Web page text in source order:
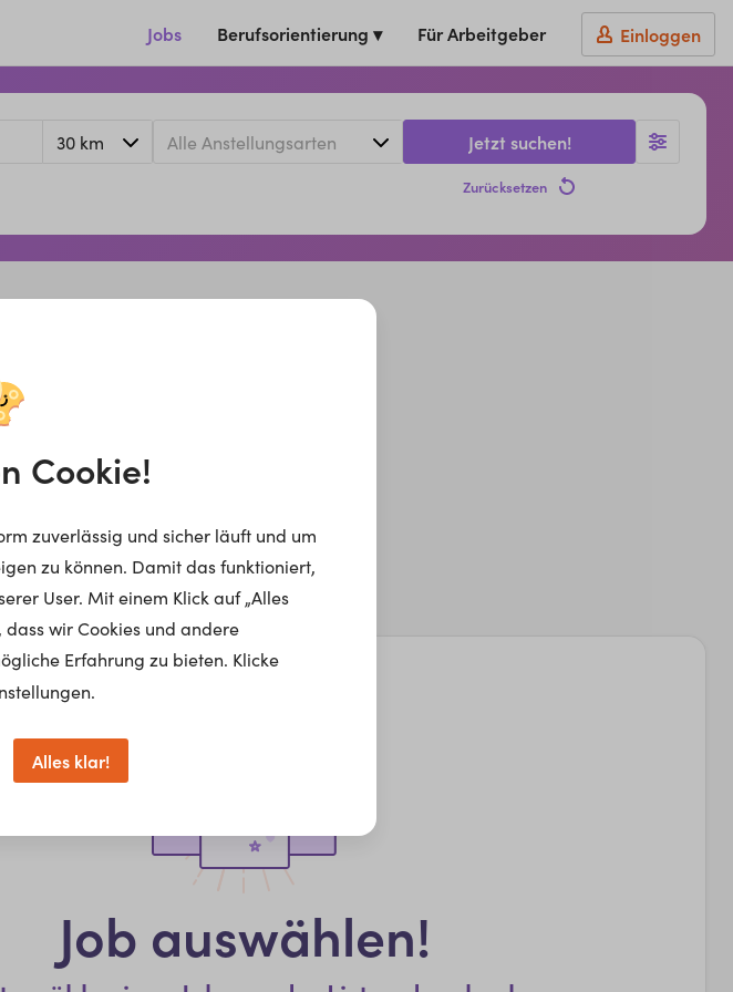
Jobs Berufsorientierung ▾ Für Arbeitgeber Einloggen
Jetzt suchen!
Zurücksetzen
Job auswählen!
Cookie!
zuverlässig und sicher läuft und um
zu können. Damit das funktioniert,
User. Mit einem Klick auf „Alles
wir Cookies und andere
Erfahrung zu bieten. Klicke
Alles klar!